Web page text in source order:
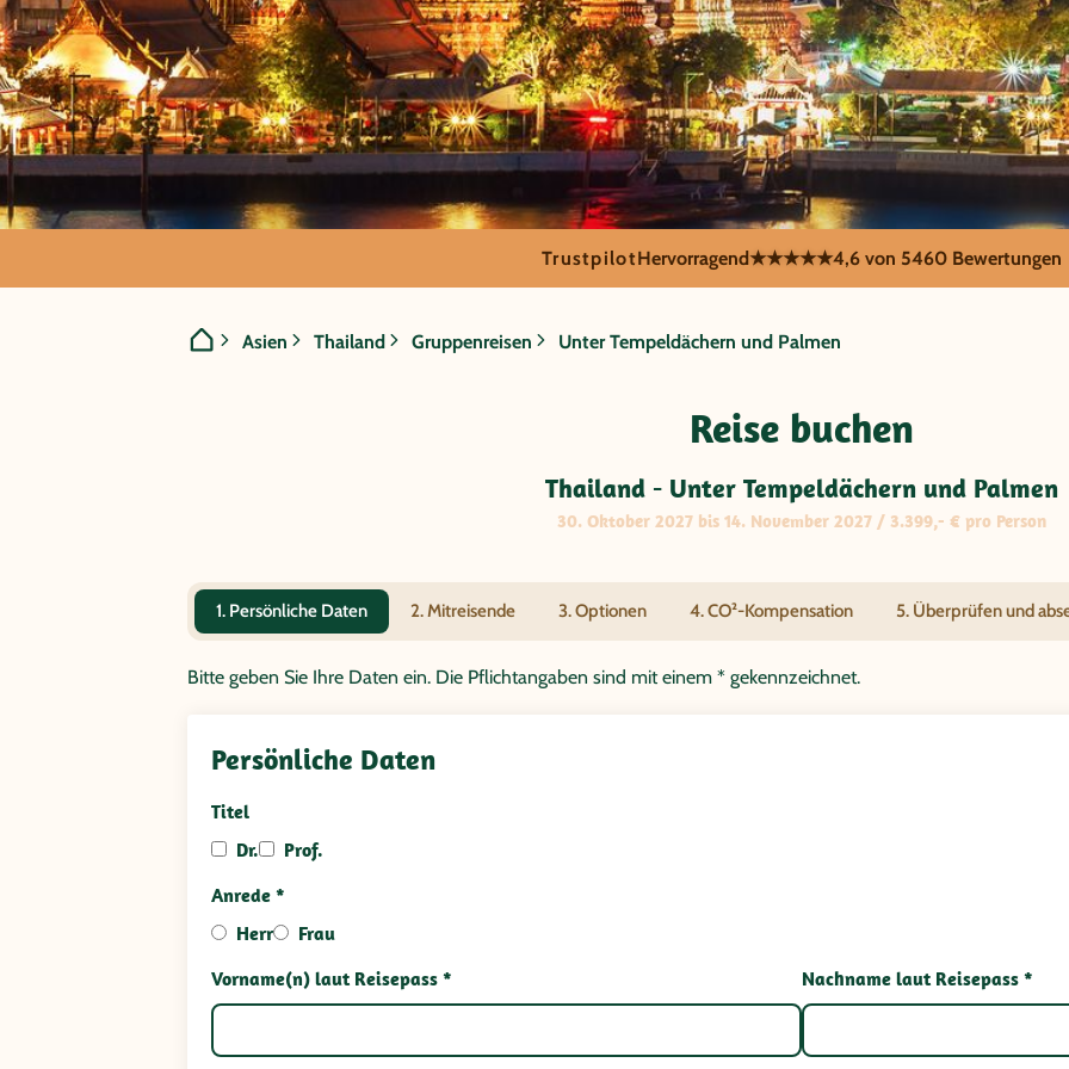
GRUPPENREISE:
Thailand - Unter
TrustpilotHervorragend★★★★★4,6 von 5460 Bewertungen
Asien Thailand Gruppenreisen Unter Tempeldächern und Palmen
Reise buchen
Thailand - Unter Tempeldächern und Palmen
30. Oktober 2027 bis 14. November 2027 / 3.399,- € pro Person
1. Persönliche Daten 2. Mitreisende 3. Optionen 4. CO²-Kompensation 5. Überprüfen und
Bitte geben Sie Ihre Daten ein. Die Pflichtangaben sind mit einem * gekennzeichnet.
Persönliche Daten
Titel
Dr.
Prof.
Anrede *
Herr
Frau
Vorname(n) laut Reisepass *
Nachname laut Reisepass *